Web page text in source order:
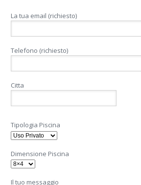
La tua email (richiesto)
Telefono (richiesto)
Citta
Tipologia Piscina
Dimensione Piscina
Il tuo messaggio